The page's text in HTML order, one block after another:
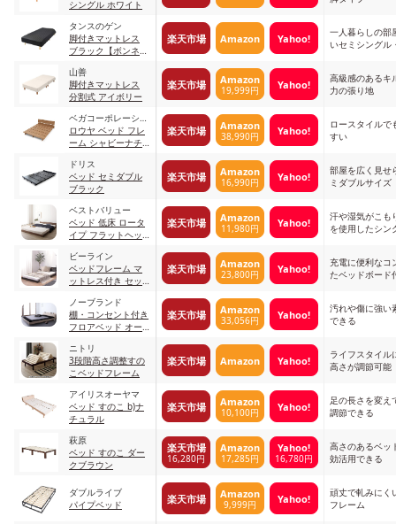
シングル ホワイト
タンスのゲン
脚付きマットレス
ブラック【ボンネル
楽天市場 Amazon Yahoo!
一人暮らしの部
いセミシングル
山善
脚付きマットレス
分割式 アイボリー
楽天市場 Amazon
19,999円 Yahoo!
高級感のあるキ
力の張り地
ベガコーポレーショ
ン
ロウヤ ベッド フレ
ーム シャビーナチ
楽天市場 Amazon
38,990円 Yahoo!
ロースタイルで
すい
ドリス
ベッド セミダブル
ブラック
楽天市場 Amazon
16,990円 Yahoo!
部屋を広く見せ
ミダブルサイズ
ベストバリュー
ベッド 低床 ロータ
イプ フラットヘッ
楽天市場 Amazon
11,980円 Yahoo!
汗や湿気がこも
を使用したシン
ビーライン
ベッドフレーム マ
ットレス付き セッ
ック）+マットレス
楽天市場 Amazon
23,800円 Yahoo!
充電に便利なコ
たベッドボード
ノーブランド
棚・コンセント付き
フロアベッド オー
楽天市場 Amazon
33,056円 Yahoo!
汚れや傷に強い
できる
ニトリ
3段階高さ調整すの
こベッドフレーム
楽天市場 Amazon Yahoo!
ライフスタイル
高さが調節可能
アイリスオーヤマ
ベッド すのこ b)ナ
チュラル
楽天市場 Amazon
10,100円 Yahoo!
足の長さを変え
調節できる
萩原
ベッド すのこ ダー
クブラウン
楽天市場
16,280円
Amazon
17,285円
Yahoo!
16,780円
高さのあるベッ
効活用できる
ダブルライブ
パイプベッド
楽天市場 Amazon
9,999円 Yahoo!
頑丈で軋みにく
フレーム